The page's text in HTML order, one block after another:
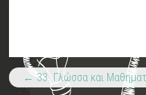
← 33. Γλώσσα και